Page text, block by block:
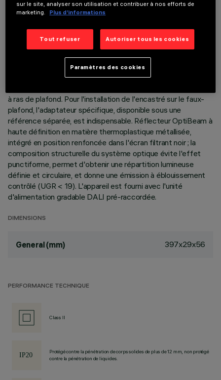
DONNÉES TECHNIQUES
DESCRIPTION
Appareil miniaturisé encastrable linéaire à 15 éléments
optiques pour sources LED - optique fixe. Corps en
à ras de plafond. Pour l'installation de l'encastré sur le faux-
plafond, l'adaptateur spécifique, disponible sous une
référence séparée, est indispensable. Réflecteur OptiBeam à
haute définition en matière thermoplastique métallisée,
intégré en position renfoncée dans l'écran filtrant noir ; la
composition structurelle du système optique évite l'effet
punctiforme, permet d'obtenir une répartition lumineuse
définie et circulaire, et donne une émission à éblouissement
contrôlé (UGR < 19). L'appareil est fourni avec l'unité
d'alimentation gradable DALI pré-raccordée.
DIMENSIONS
General (mm) 397x29x56
PERFORMANCE TECHNIQUE
Class II
Protégé contre la pénétration de corps solides de plus de 12 mm, non protégé
contre la pénétration de liquides.
sur le site, analyser son utilisation et contribuer à nos efforts de
marketing.
Plus d’informations
Tout refuser Autoriser tous les cookies
Paramètres des cookies